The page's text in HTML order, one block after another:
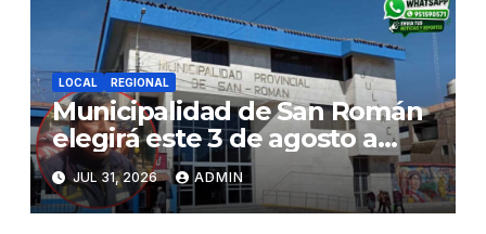
LOCAL REGIONAL
Municipalidad de San Román
elegirá este 3 de agosto a
representantes del Comité
de Seguridad y Salud en el
Trabajo
JUL 31, 2026 ADMIN